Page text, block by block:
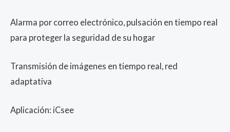
Alarma por correo electrónico, pulsación en tiempo real
para proteger la seguridad de su hogar
Transmisión de imágenes en tiempo real, red
adaptativa
Aplicación: iCsee